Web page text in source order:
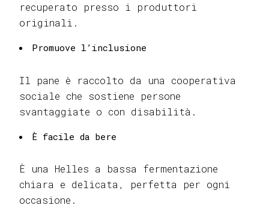
recuperato presso i produttori
originali.
Promuove l’inclusione
Il pane è raccolto da una cooperativa
sociale che sostiene persone
svantaggiate o con disabilità.
È facile da bere
È una Helles a bassa fermentazione
chiara e delicata, perfetta per ogni
occasione.